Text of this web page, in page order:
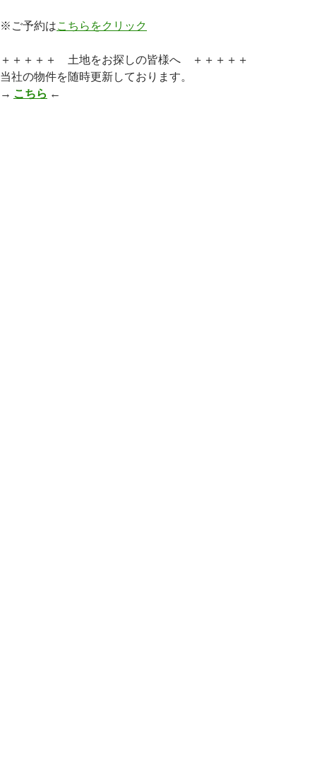
※ご予約はこちらをクリック
＋＋＋＋＋ 土地をお探しの皆様へ ＋＋＋＋＋
当社の物件を随時更新しております。
→ こちら ←